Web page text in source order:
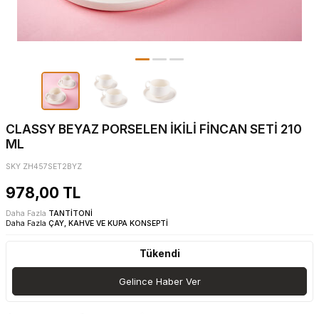
CLASSY BEYAZ PORSELEN İKİLİ FİNCAN SETİ 210
ML
SKY ZH457SET2BYZ
978,00 TL
Daha Fazla TANTİTONİ
Daha Fazla ÇAY, KAHVE VE KUPA KONSEPTİ
Tükendi
Gelince Haber Ver